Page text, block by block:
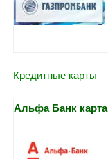
Кредитные карты
Альфа Банк карта